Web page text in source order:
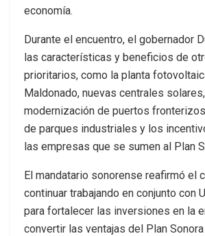
economía.
Durante el encuentro, el gobernador
las características y beneficios de
prioritarios, como la planta
Maldonado, nuevas centrales
modernización de puertos
de parques industriales y los
las empresas que se sumen al Plan
El mandatario sonorense reafirmó el
continuar trabajando en conjunto con
para fortalecer las inversiones en la
convertir las ventajas del Plan